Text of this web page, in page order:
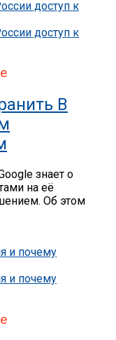
В
знает о
на её
Об этом